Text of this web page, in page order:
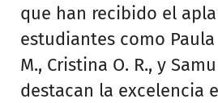
que han recibido el
estudiantes como Paula
M., Cristina O. R., y
destacan la excelencia